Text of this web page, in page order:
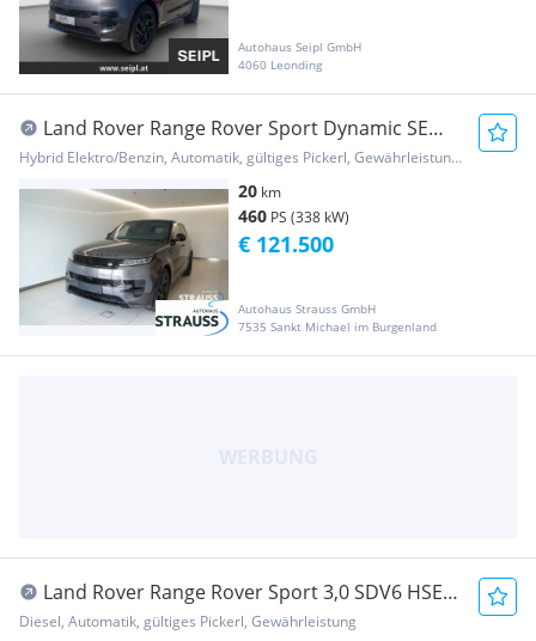
Autohaus Seipl GmbH
4060 Leonding
Land Rover Range Rover Sport Dynamic SE
P460e
Hybrid Elektro/Benzin, Automatik, gültiges Pickerl, Gewährleistung, Garantie
20 km
460 PS (338 kW)
Autohaus Strauss GmbH
7535 Sankt Michael im Burgenland
€ 121.500
Land Rover Range Rover Sport 3,0 SDV6 HSE
MOTORSCHADEN/VOLL
Diesel, Automatik, gültiges Pickerl, Gewährleistung